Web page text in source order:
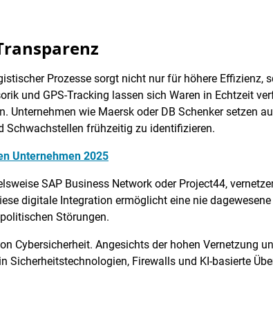
Prozesse sorgt nicht nur für höhere Effizienz,
und GPS-Tracking lassen sich Waren in Echtzeit
Unternehmen wie Maersk oder DB Schenker setzen
Schwachstellen frühzeitig zu identifizieren.
Unternehmen 2025
SAP Business Network oder Project44,
digitale Integration ermöglicht eine nie
Störungen.
Cybersicherheit. Angesichts der hohen Vernetzung
Sicherheitstechnologien, Firewalls und KI-basierte